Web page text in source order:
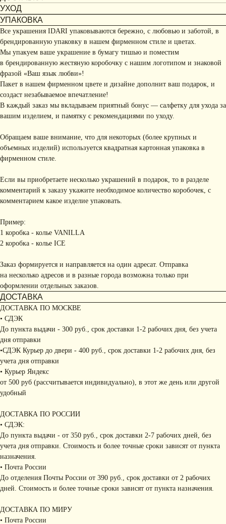
УХОД
УПАКОВКА
Все украшения IDARI упаковываются бережно, с любовью и заботой, в
брендированную упаковку в нашем фирменном стиле и цветах.
Мы упакуем ваше украшение в бумагу тишью и поместим
в брендированную жестяную коробочку с нашим логотипом и знаковой
фразой «Ваш язык любви»!
Пакет в нашем фирменном цвете и дизайне дополнит ваш подарок, и
создаст незабываемое впечатление!
В каждый заказ мы вкладываем приятный бонус — салфетку для ухода за
вашим изделием, и памятку с рекомендациями по уходу.
Обращаем ваше внимание, что для некоторых (более крупных и
объемных изделий) используется квадратная картонная упаковка в
фирменном стиле.
Если вы приобретаете несколько украшений в подарок, то в разделе
комментарий к заказу укажите необходимое количество коробочек, с
комментарием какое изделие упаковать.
Пример:
1 коробка - колье VANILLA
2 коробка - колье ICE
Заказ формируется и направляется на один адресат. Отправка
на несколько адресов и в разные города возможна только при
оформлении отдельных заказов.
ДОСТАВКА
ДОСТАВКА ПО МОСКВЕ
• СДЭК
До пункта выдачи - 300 руб., срок доставки 1-2 рабочих дня, без учета
дня отправки
•СДЭК Курьер до двери - 400 руб., срок доставки 1-2 рабочих дня, без
учета дня отправки
• Курьер Яндекс
от 500 руб (рассчитывается индивидуально), в этот же день или другой
удобный
ДОСТАВКА ПО РОССИИ
• СДЭК:
До пункта выдачи - от 350 руб., срок доставки 2-7 рабочих дней, без
учета дня отправки. Стоимость и более точные сроки зависят от пункта
назначения.
• Почта России
До отделения Почты России от 390 руб., срок доставки от 2 рабочих
дней. Стоимость и более точные сроки зависят от пункта назначения.
ДОСТАВКА ПО МИРУ
• Почта России